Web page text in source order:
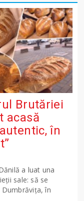
Brutăriei
acasă
în
a luat una
sale: să se
în